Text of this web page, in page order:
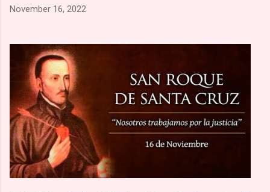
prisionero en cada cruce de camino, él fue el primero en caer
borde del camino....
November 16, 2022